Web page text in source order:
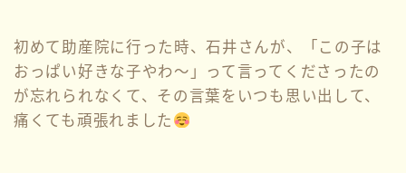
初めて助産院に行った時、石井さんが、「この子は
おっぱい好きな子やわ〜」って言ってくださったの
が忘れられなくて、その言葉をいつも思い出して、
痛くても頑張れました